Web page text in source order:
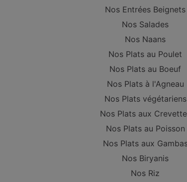
Nos Entrées Beignets
Nos Salades
Nos Naans
Nos Plats au Poulet
Nos Plats au Boeuf
Nos Plats à l'Agneau
Nos Plats végétariens
Nos Plats aux
Nos Plats au Poisson
Nos Plats aux
Nos Biryanis
Nos Riz